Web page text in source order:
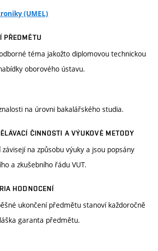
(UMEL)
PŘEDMĚTU
téma jakožto diplomovou technickou
oborového ústavu.
na úrovni bakalářského studia.
ČINNOSTI A VÝUKOVÉ METODY
na způsobu výuky a jsou popsány
a zkušebního řádu VUT.
HODNOCENÍ
ukončení předmětu stanoví každoročně
garanta předmětu.